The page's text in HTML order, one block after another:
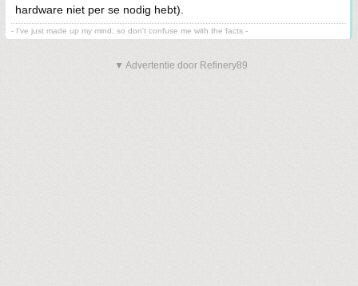
hardware niet per se nodig hebt).
- I've just made up my mind, so don't confuse me with the facts -
▼ Advertentie door Refinery89